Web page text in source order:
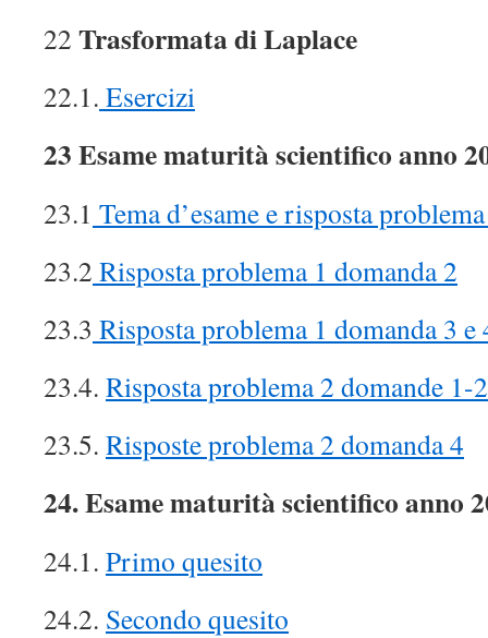
22 Trasformata di Laplace
22.1. Esercizi
23 Esame maturità scientifico anno
23.1 Tema d’esame e risposta
23.2 Risposta problema 1 domanda 2
23.3 Risposta problema 1 domanda 3 e
23.4. Risposta problema 2 domande 1-
23.5. Risposte problema 2 domanda 4
24. Esame maturità scientifico anno
24.1. Primo quesito
24.2. Secondo quesito